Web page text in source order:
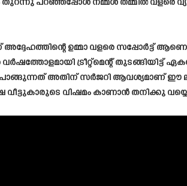
പറഞ്ഞപ്പോൾ നമ്മൾ തമ്മിൽ വളരെ
ഉമ്മാ വളരെ സപ്പോർട്ട്
വർഷത്തോളമായി ട്രീറ്റ്മെന്റ്
അതിന് സർജറി ആവശ്യമാണ് ഈ
വിഷമം കാണാൻ തനിക്കു